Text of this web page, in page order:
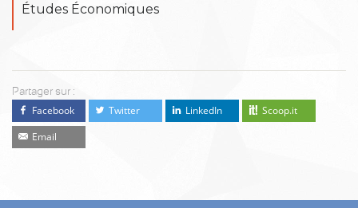
Études Économiques
Partager sur :
Facebook Twitter LinkedIn
Scoop.it
Email